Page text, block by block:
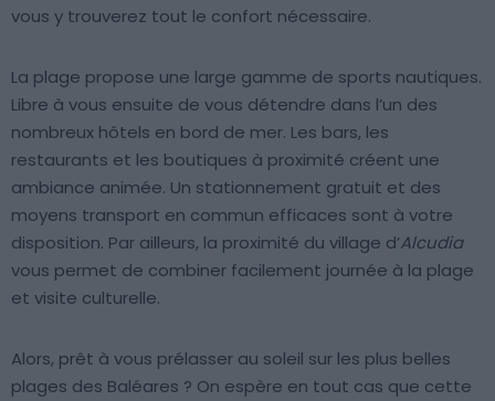
vous y trouverez tout le confort nécessaire.
La plage propose une large gamme de sports nautiques.
Libre à vous ensuite de vous détendre dans l’un des
nombreux hôtels en bord de mer. Les bars, les
restaurants et les boutiques à proximité créent une
ambiance animée. Un stationnement gratuit et des
moyens transport en commun efficaces sont à votre
disposition. Par ailleurs, la proximité du village d’Alcudia
vous permet de combiner facilement journée à la plage
et visite culturelle.
Alors, prêt à vous prélasser au soleil sur les plus belles
plages des Baléares ? On espère en tout cas que cette